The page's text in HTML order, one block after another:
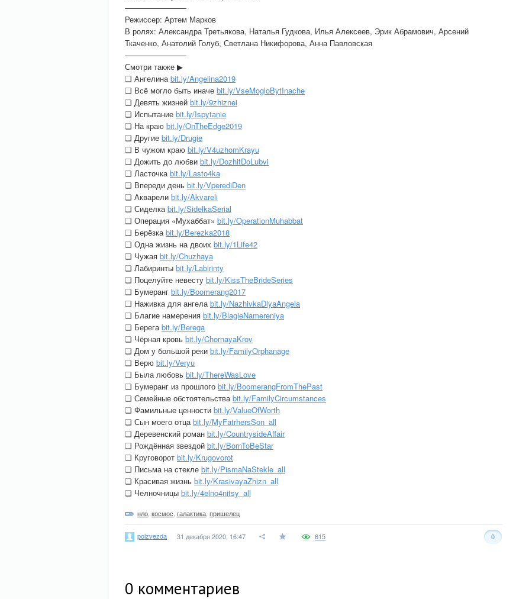
————————
Режиссер: Артем Марков
В ролях: Александра Третьякова, Наталья Гудкова, Илья Алексеев, Эрик Абрамович, Арсений
Ткаченко, Анатолий Голуб, Светлана Никифорова, Анна Павловская
————————
Смотри также ▶
❏ Ангелинаbit.ly/Angelina2019
❏ Всё могло быть иначе bit.ly/VseMogloBytInache
❏ Девять жизней bit.ly/9zhiznei
❏ Испытание bit.ly/Ispytanie
❏ На краю bit.ly/OnTheEdge2019
❏ Другие bit.ly/Drugie
❏ В чужом краю bit.ly/V4uzhomKrayu
❏ Дожить до любви bit.ly/DozhitDoLubvi
❏ Ласточкаbit.ly/Lasto4ka
❏ Впереди день bit.ly/VperediDen
❏ Акварели bit.ly/Akvareli
❏ Сиделкаbit.ly/SidelkaSerial
❏ Операция «Мухаббат» bit.ly/OperationMuhabbat
❏ Берёзкаbit.ly/Berezka2018
❏ Одна жизнь на двоих bit.ly/1Life42
❏ Чужая bit.ly/Chuzhaya
❏ Лабиринты bit.ly/Labirinty
❏ Поцелуйте невесту bit.ly/KissTheBrideSeries
❏ Бумеранг bit.ly/Boomerang2017
❏ Наживка для ангелаbit.ly/NazhivkaDlyaAngela
❏ Благие намерения bit.ly/BlagieNamereniya
❏ Берегаbit.ly/Berega
❏ Чёрная кровь bit.ly/ChornayaKrov
❏ Дом у большой реки bit.ly/FamilyOrphanage
❏ Верю bit.ly/Veryu
❏ Была любовь bit.ly/ThereWasLove
❏ Бумеранг из прошлого bit.ly/BoomerangFromThePast
❏ Семейные обстоятельстваbit.ly/FamilyCircumstances
❏ Фамильные ценности bit.ly/ValueOfWorth
❏ Сын моего отцаbit.ly/MyFatrhersSon_all
❏ Деревенский роман bit.ly/CountrysideAffair
❏ Рождённая звездой bit.ly/BornToBeStar
❏ Круговорот bit.ly/Krugovorot
❏ Письма на стекле bit.ly/PismaNaStekle_all
❏ Красивая жизнь bit.ly/KrasivayaZhizn_all
❏ Челночницы bit.ly/4elno4nitsy_all
нло космос галактика пришелец
polzvezda 31 декабря 2020, 16:47 0
615
0 комментариев